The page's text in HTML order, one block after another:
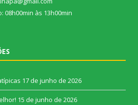
08h00min às 13h00min
17 de junho de 2026
15 de junho de 2026